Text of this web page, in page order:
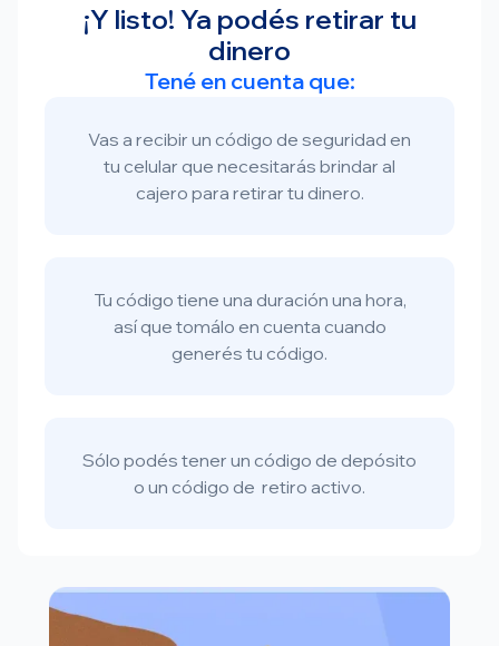
¡Y listo! Ya podés retirar tu
dinero
Tené en cuenta que:
Vas a recibir un código de seguridad en
tu celular que necesitarás brindar al
cajero para retirar tu dinero.
Tu código tiene una duración una hora,
así que tomálo en cuenta cuando
generés tu código.
Sólo podés tener un código de depósito
o un código de retiro activo.